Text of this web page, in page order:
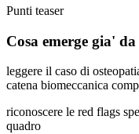
Punti teaser
Cosa emerge gia'
leggere il caso di
catena biomeccanica
riconoscere le red flags
quadro